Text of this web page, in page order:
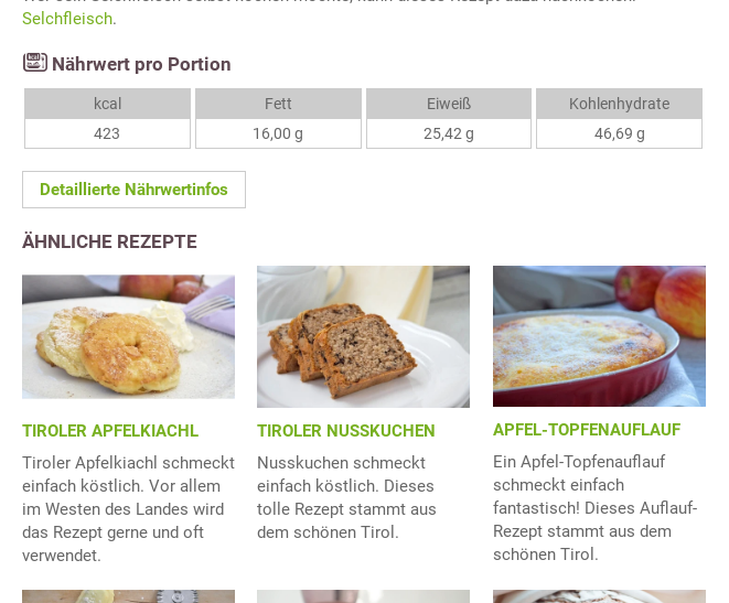
Selchfleisch.
Nährwert pro Portion
kcal
423
Fett
16,00 g
Eiweiß
25,42 g
Kohlenhydrate
46,69 g
Detaillierte Nährwertinfos
ÄHNLICHE REZEPTE
TIROLER APFELKIACHL
Tiroler Apfelkiachl schmeckt
einfach köstlich. Vor allem
im Westen des Landes wird
das Rezept gerne und oft
verwendet.
TIROLER NUSSKUCHEN
Nusskuchen schmeckt
einfach köstlich. Dieses
tolle Rezept stammt aus
dem schönen Tirol.
APFEL-TOPFENAUFLAUF
Ein Apfel-Topfenauflauf
schmeckt einfach
fantastisch! Dieses Auflauf-
Rezept stammt aus dem
schönen Tirol.